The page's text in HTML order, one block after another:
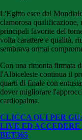
L'Egitto esce dal
clamorosa qualificazione,
principali favorite del
volta carattere e qualità,
sembrava ormai
Con una rimonta firmata
l'Albiceleste continua il
quarti di finale con
dover migliorare
cardiopalma.
CLICCA QUI PER
LIVE ED
BET365